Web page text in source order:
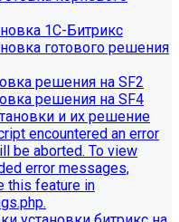
модуль SIMAI-
1С-Битрикс
готового решения
решения на SF2
решения на SF4
и их решение
encountered an error
be aborted. To view
error messages,
this feature in